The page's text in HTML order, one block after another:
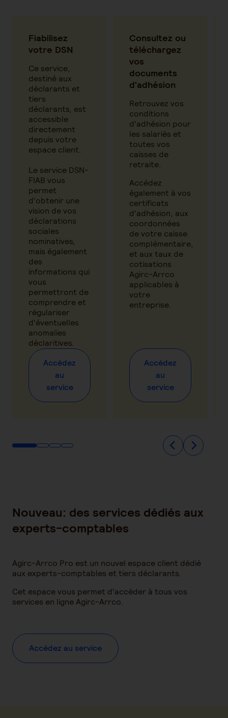
Fiabilisez
votre DSN
Ce service,
destiné aux
déclarants et
tiers
déclarants, est
accessible
directement
depuis votre
espace client.
Le service DSN-
FIAB vous
permet
d'obtenir une
vision de vos
déclarations
sociales
nominatives,
mais également
des
informations qui
vous
permettront de
comprendre et
régulariser
d'éventuelles
anomalies
déclaritives.
Accédez
au
service
Consultez ou
téléchargez
vos
documents
d'adhésion
Retrouvez vos
conditions
d'adhésion pour
les salariés et
toutes vos
caisses de
retraite.
Accédez
également à vos
certificats
d'adhésion, aux
coordonnées
de votre caisse
complémentaire,
et aux taux de
cotisations
Agirc-Arrco
applicables à
votre
entreprise.
Accédez
au
service
Nouveau: des services dédiés aux
experts-comptables
Agirc-Arrco Pro est un nouvel espace client dédié
aux experts-comptables et tiers déclarants.
Cet espace vous permet d'accéder à tous vos
services en ligne Agirc-Arrco.
Accédez au service